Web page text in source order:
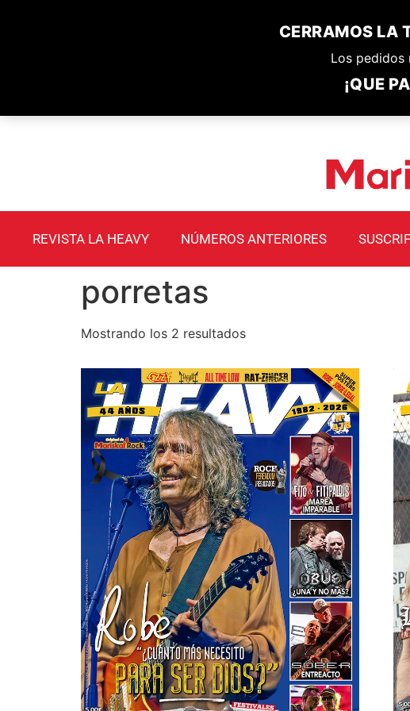
CERRAMOS LA
Los pedidos
¡QUE
REVISTA LA HEAVY NÚMEROS ANTERIORES
porretas
Mostrando los 2 resultados